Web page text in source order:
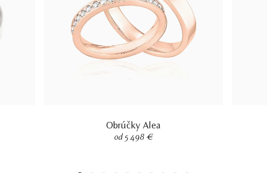
Obrúčky Alea
od 5 498 €